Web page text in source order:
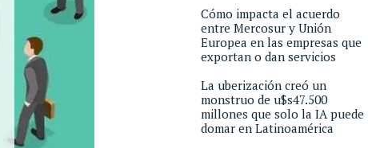
Cómo impacta el acuerdo
entre Mercosur y Unión
Europea en las empresas que
exportan o dan servicios
La uberización creó un
monstruo de u$s47.500
millones que solo la IA puede
domar en Latinoamérica